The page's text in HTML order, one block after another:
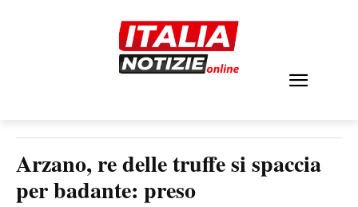
Arzano, re delle truffe si spaccia
per badante: preso